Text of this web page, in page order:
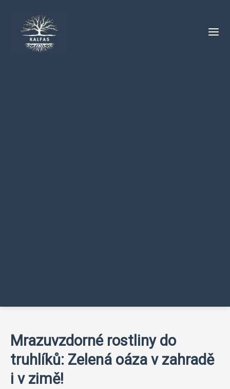
Mrazuvzdorné rostliny do
truhlíků: Zelená oáza v zahradě
i v zimě!